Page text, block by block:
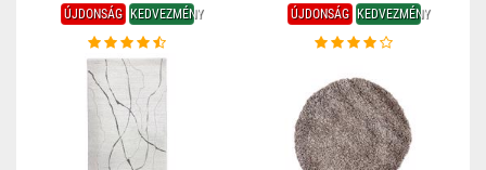
ÚJDONSÁG KEDVEZMÉNY ÚJDONSÁG KEDVEZMÉNY